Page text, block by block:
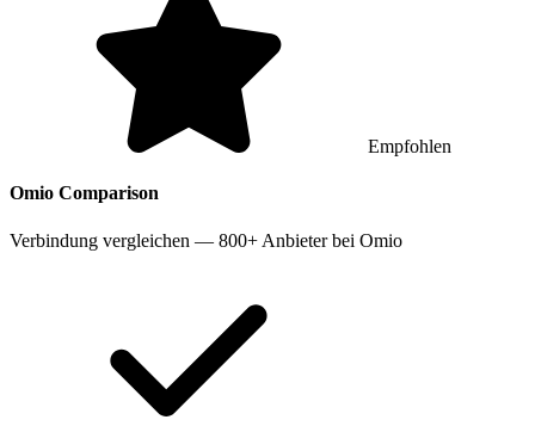
Empfohlen
Omio Comparison
Verbindung vergleichen — 800+ Anbieter bei Omio